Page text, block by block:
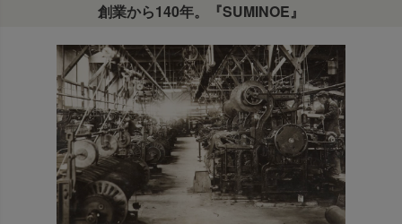
創業から140年。『SUMINOE』